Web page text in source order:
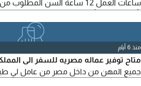
منذ 6 أيام
متاح توفير عماله مصريه للسفر الى
جميع المهن من داخل مصر من عامل لي